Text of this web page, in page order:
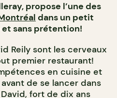
propose l’une des
dans un petit
sans prétention!
Reily sont les cerveaux
premier restaurant!
en cuisine et
de se lancer dans
fort de dix ans